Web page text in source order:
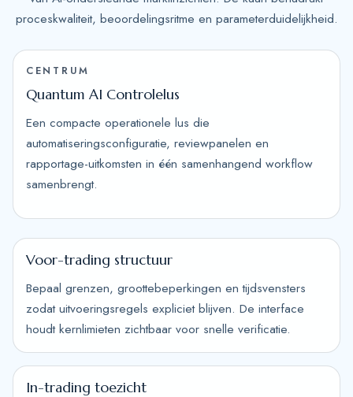
proceskwaliteit, beoordelingsritme en parameterduidelijkheid.
CENTRUM
Quantum AI Controlelus
Een compacte operationele lus die
automatiseringsconfiguratie, reviewpanelen en
rapportage-uitkomsten in één samenhangend workflow
samenbrengt.
Voor-trading structuur
Bepaal grenzen, groottebeperkingen en tijdsvensters
zodat uitvoeringsregels expliciet blijven. De interface
houdt kernlimieten zichtbaar voor snelle verificatie.
In-trading toezicht